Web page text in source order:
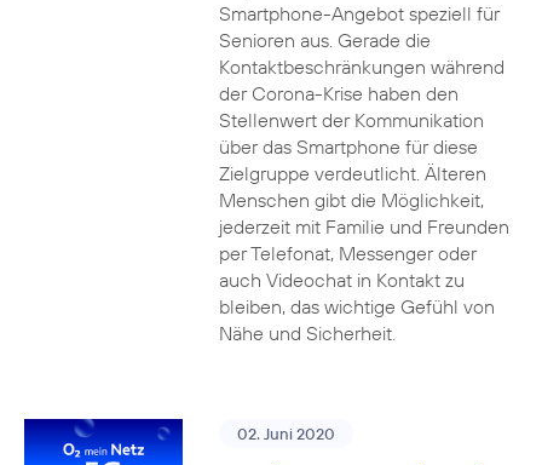
Smartphone-Angebot speziell für
Senioren aus. Gerade die
Kontaktbeschränkungen während
der Corona-Krise haben den
Stellenwert der Kommunikation
über das Smartphone für diese
Zielgruppe verdeutlicht. Älteren
Menschen gibt die Möglichkeit,
jederzeit mit Familie und Freunden
per Telefonat, Messenger oder
auch Videochat in Kontakt zu
bleiben, das wichtige Gefühl von
Nähe und Sicherheit.
02. Juni 2020